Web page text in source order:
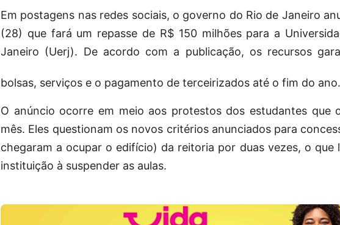
Em postagens nas redes sociais, o governo do Rio de Janeiro
(28) que fará um repasse de R$ 150 milhões para a
Janeiro (Uerj). De acordo com a publicação, os recursos
bolsas, serviços e o pagamento de terceirizados até o fim do ano.
O anúncio ocorre em meio aos protestos dos estudantes que
mês. Eles questionam os novos critérios anunciados para
chegaram a ocupar o edifício) da reitoria por duas vezes, o que
instituição à suspender as aulas.